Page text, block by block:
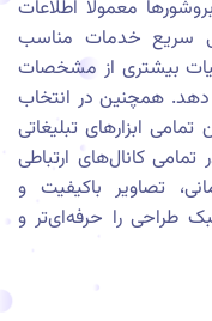
معمولاً اطلاعات
سریع خدمات مناسب
بیشتری از مشخصات
دهد. همچنین در انتخاب
ابزارهای تبلیغاتی
کانال‌های ارتباطی
تصاویر باکیفیت و
طراحی را حرفه‌ای‌تر و